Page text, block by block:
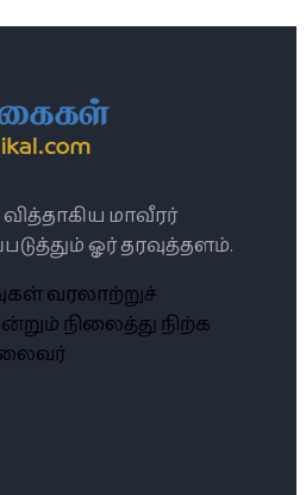
மாவீரர்
ஓர் தரவுத்தளம்.
வரலாற்றுச்
நிலைத்து நிற்க